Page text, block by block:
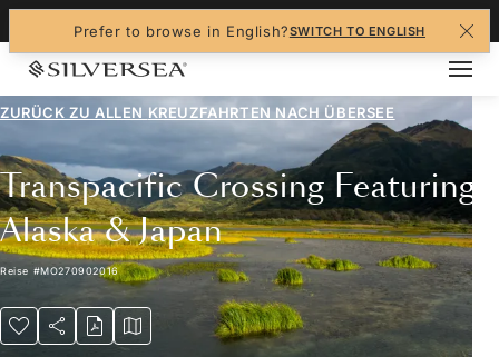
Prefer to browse in English?SWITCH TO ENGLISH
ZURÜCK ZU ALLEN KREUZFAHRTEN NACH ÜBERSEE
Transpacific Crossing Featuring
Alaska & Japan
Reise #MO270902016